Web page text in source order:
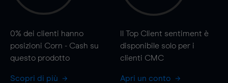
0% dei clienti hanno
posizioni Corn - Cash su
questo prodotto
Scopri di più
Il Top Client sentiment è
disponibile solo per i
clienti CMC
Apri un conto